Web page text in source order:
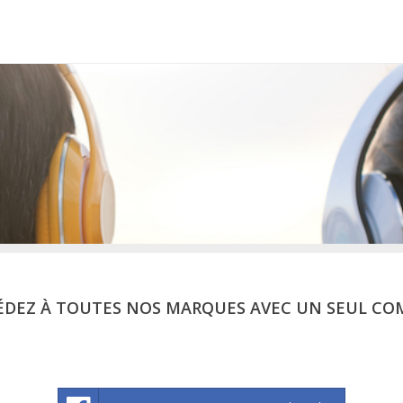
À TOUTES NOS MARQUES AVEC UN SEUL